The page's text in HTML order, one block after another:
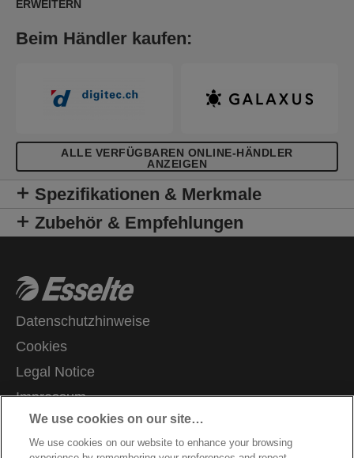
zusätzliche Öffnen der Ordnermechanik.
Dokumente. Hergestellt aus 30% vor Gebrauch
recyceltem PP-Kunststoff (Polypropylen), extern
ERWEITERN
Beim Händler kaufen:
ALLE VERFÜGBAREN ONLINE-HÄNDLER
ANZEIGEN
Spezifikationen & Merkmale
Zubehör & Empfehlungen
Datenschutzhinweise
Cookies
Legal Notice
Impressum
Meine Daten verwalten
Kundenservice
We use cookies on our site…
We use cookies on our website to enhance your browsing